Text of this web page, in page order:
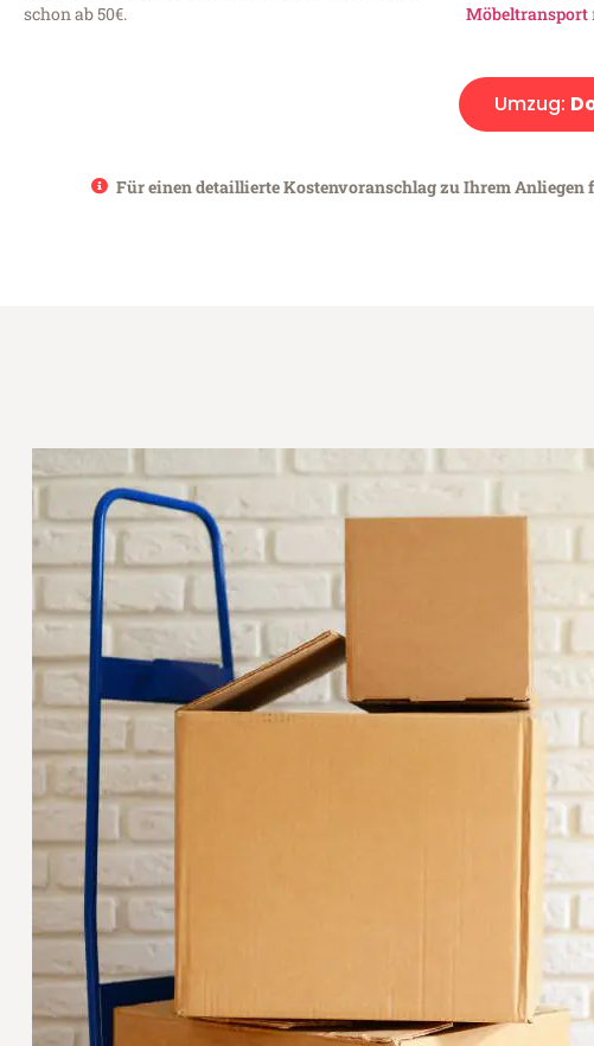
schon ab 50€.
Möbeltransport
Umzug:
Für einen detaillierte Kostenvoranschlag zu Ihrem